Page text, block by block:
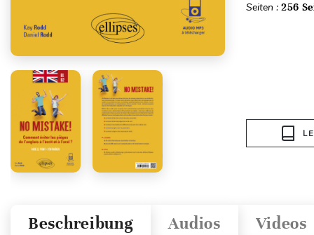
Seiten : 256
Videos
Audios
Beschreibung